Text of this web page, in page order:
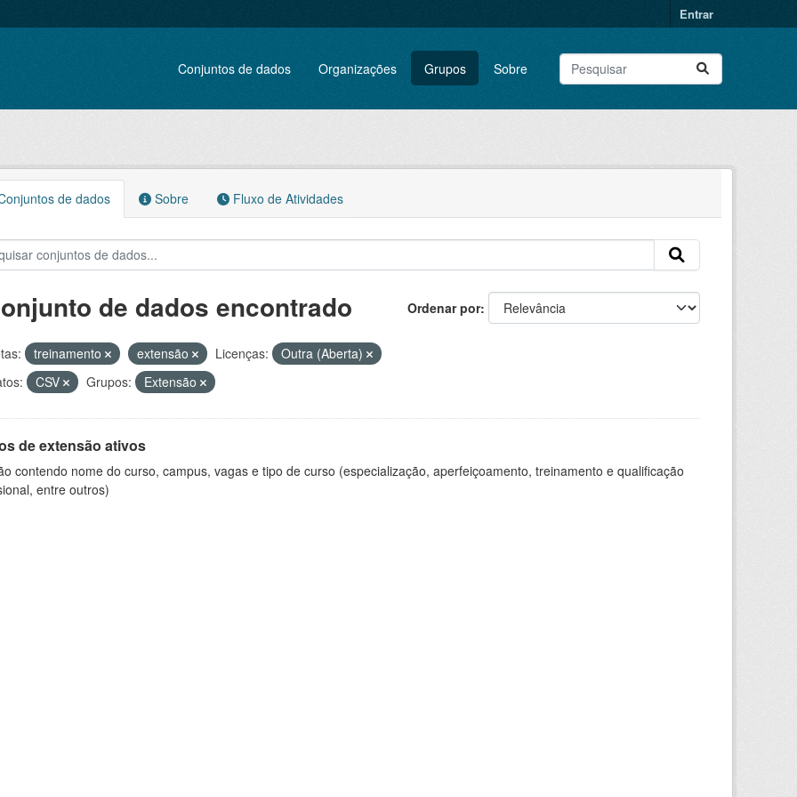
Entrar
Conjuntos de dados Organizações Grupos Sobre
de dados Sobre Fluxo de Atividades
Ordenar por
de dados encontrado
treinamento extensão Licenças:
Outra (Aberta)
CSV Grupos: Extensão
de extensão ativos
contendo nome do curso, campus, vagas e tipo de curso (especialização, aperfeiçoamento, treinamento e qualificação
entre outros)